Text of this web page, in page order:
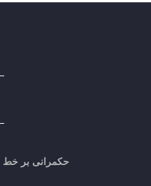
حکمرانی بر خط